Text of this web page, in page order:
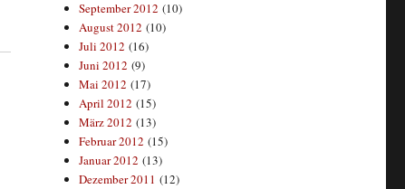
September 2012 (10)
August 2012 (10)
Juli 2012 (16)
Juni 2012 (9)
Mai 2012 (17)
April 2012 (15)
März 2012 (13)
Februar 2012 (15)
Januar 2012 (13)
Dezember 2011 (12)